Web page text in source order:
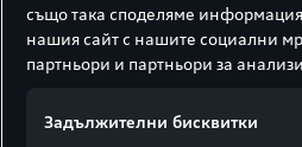
Спешно
също така споделяме
нашия сайт с нашите социални
партньори и партньори за
Задължителни бисквитки